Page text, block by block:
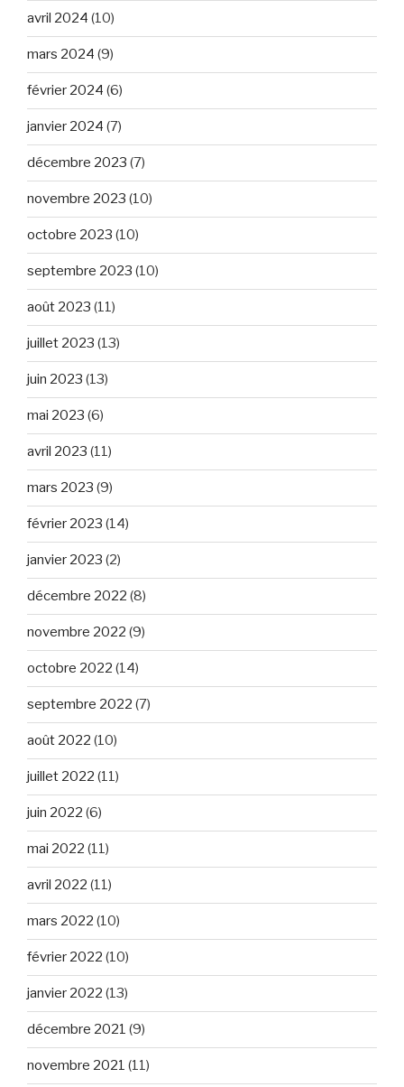
avril 2024 (10)
mars 2024 (9)
février 2024 (6)
janvier 2024 (7)
décembre 2023 (7)
novembre 2023 (10)
octobre 2023 (10)
septembre 2023 (10)
août 2023 (11)
juillet 2023 (13)
juin 2023 (13)
mai 2023 (6)
avril 2023 (11)
mars 2023 (9)
février 2023 (14)
janvier 2023 (2)
décembre 2022 (8)
novembre 2022 (9)
octobre 2022 (14)
septembre 2022 (7)
août 2022 (10)
juillet 2022 (11)
juin 2022 (6)
mai 2022 (11)
avril 2022 (11)
mars 2022 (10)
février 2022 (10)
janvier 2022 (13)
décembre 2021 (9)
novembre 2021 (11)